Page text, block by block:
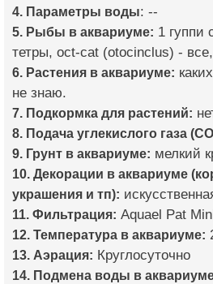
4. Параметры воды: --
5. Рыбы в аквариуме: 1 гуппи
тетры, oct-cat (otocinclus) -
6. Растения в аквариуме:
не знаю.
7. Подкормка для растений:
8. Подача углекислого газа
9. Грунт в аквариуме: мелкий
10. Декорации в аквариуме
украшения и тп):
11. Фильтрация: Aquael Pat
12. Температура в аквариуме:
13. Аэрация: Круглосуточно
14. Подмена воды в